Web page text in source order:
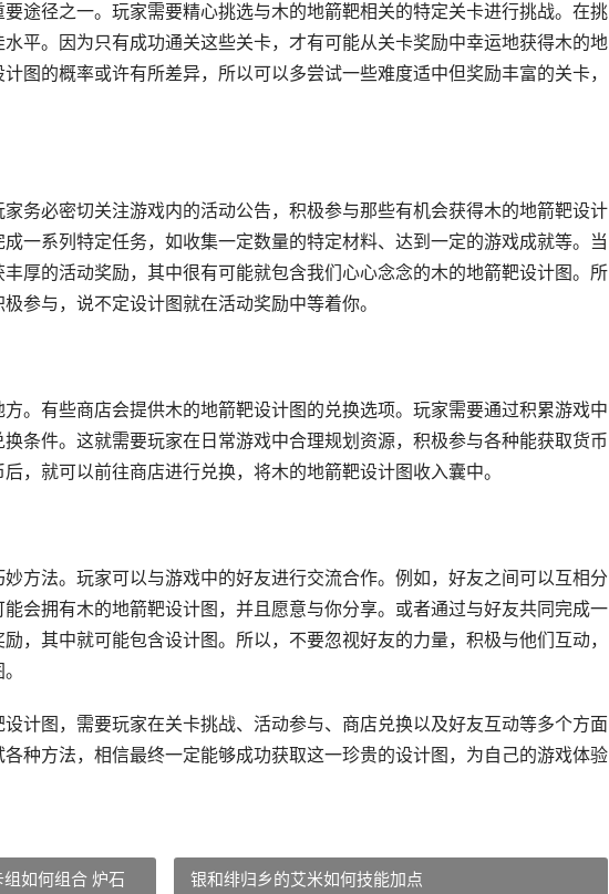
途径之一。玩家需要精心挑选与木的地箭靶相关的特定关卡进行挑战。在挑
平。因为只有成功通关这些关卡，才有可能从关卡奖励中幸运地获得木的地
图的概率或许有所差异，所以可以多尝试一些难度适中但奖励丰富的关卡，
务必密切关注游戏内的活动公告，积极参与那些有机会获得木的地箭靶设计
一系列特定任务，如收集一定数量的特定材料、达到一定的游戏成就等。当
厚的活动奖励，其中很有可能就包含我们心心念念的木的地箭靶设计图。所
参与，说不定设计图就在活动奖励中等着你。
。有些商店会提供木的地箭靶设计图的兑换选项。玩家需要通过积累游戏中
条件。这就需要玩家在日常游戏中合理规划资源，积极参与各种能获取货币
，就可以前往商店进行兑换，将木的地箭靶设计图收入囊中。
方法。玩家可以与游戏中的好友进行交流合作。例如，好友之间可以互相分
会拥有木的地箭靶设计图，并且愿意与你分享。或者通过与好友共同完成一
，其中就可能包含设计图。所以，不要忽视好友的力量，积极与他们互动，
计图，需要玩家在关卡挑战、活动参与、商店兑换以及好友互动等多个方面
种方法，相信最终一定能够成功获取这一珍贵的设计图，为自己的游戏体验
如何组合 炉石
银和绯归乡的艾米如何技能加点